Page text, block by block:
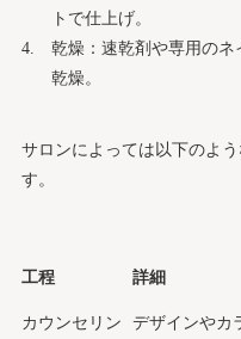
トで仕上げ。
乾燥：速乾剤や専用のネ
乾燥。
サロンによっては以下のよ
す。
工程 詳細
カウンセリン
デザインやカ